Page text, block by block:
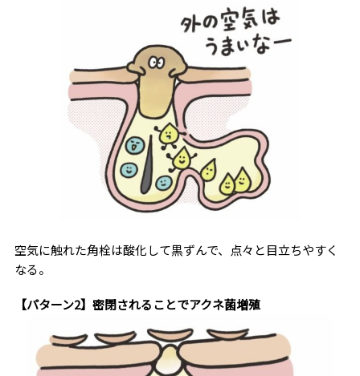
空気に触れた角栓は酸化して黒ずんで、点々と目立ちやすく
なる。
【パターン2】密閉されることでアクネ菌増殖